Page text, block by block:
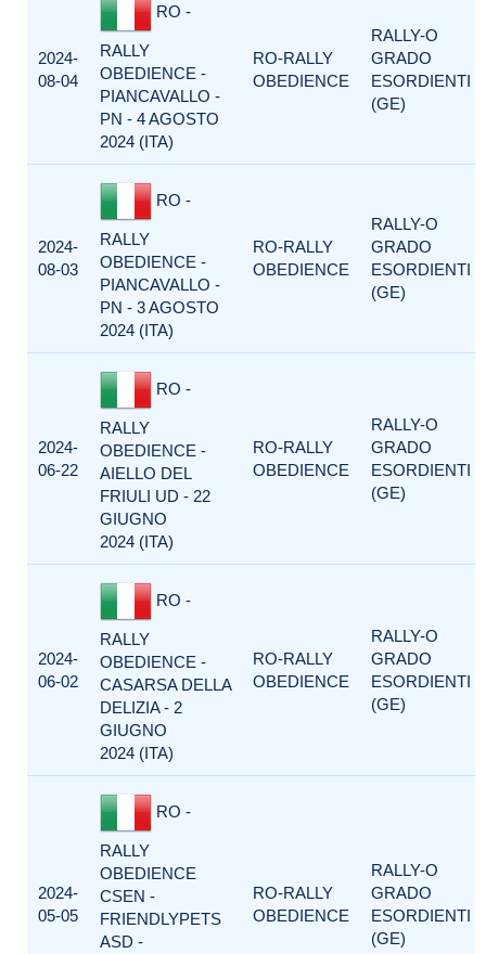
2024-
08-04
RO -
RALLY
OBEDIENCE -
PIANCAVALLO -
PN - 4 AGOSTO
2024 (ITA)
RO-RALLY
OBEDIENCE
RALLY-O
GRADO
ESORDIENTI
(GE)
2024-
08-03
RO -
RALLY
OBEDIENCE -
PIANCAVALLO -
PN - 3 AGOSTO
2024 (ITA)
RO-RALLY
OBEDIENCE
RALLY-O
GRADO
ESORDIENTI
(GE)
2024-
06-22
RO -
RALLY
OBEDIENCE -
AIELLO DEL
FRIULI UD - 22
GIUGNO
2024 (ITA)
RO-RALLY
OBEDIENCE
RALLY-O
GRADO
ESORDIENTI
(GE)
2024-
06-02
RO -
RALLY
OBEDIENCE -
CASARSA DELLA
DELIZIA - 2
GIUGNO
2024 (ITA)
RO-RALLY
OBEDIENCE
RALLY-O
GRADO
ESORDIENTI
(GE)
2024-
05-05
RO -
RALLY
OBEDIENCE
CSEN -
FRIENDLYPETS
ASD -
RO-RALLY
OBEDIENCE
RALLY-O
GRADO
ESORDIENTI
(GE)